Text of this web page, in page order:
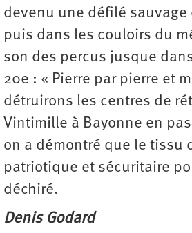
devenu une défilé sauvage
puis dans les couloirs du
son des percus jusque
20e : « Pierre par pierre et
détruirons les centres de
Vintimille à Bayonne en
on a démontré que le tissu
patriotique et sécuritaire
déchiré.
Denis Godard